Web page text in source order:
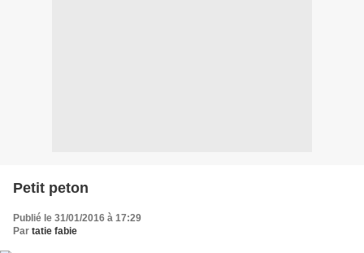
Petit peton
Publié le 31/01/2016 à 17:29
Par tatie fabie